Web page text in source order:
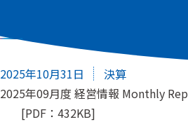
2025年10月31日
決算
2025年09月度 経営情報 Monthly
[PDF：432KB]